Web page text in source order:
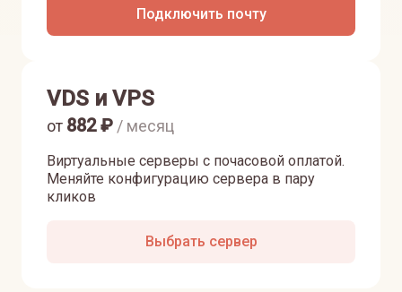
Подключить почту
VDS и VPS
Виртуальные серверы с почасовой оплатой.
Меняйте конфигурацию сервера в пару
кликов
от 882₽ / месяц
Выбрать сервер